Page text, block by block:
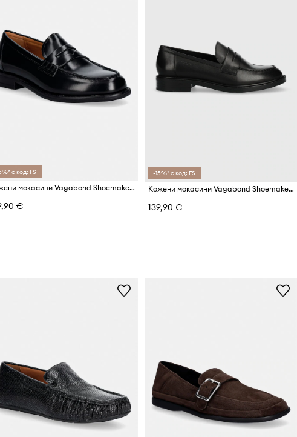
с код: FS
Кожени мокасини Vagabond Shoemakers LINN
€
-15%* с код: FS
Кожени мокасини Vagabond Shoemakers AMINA
139,90 €